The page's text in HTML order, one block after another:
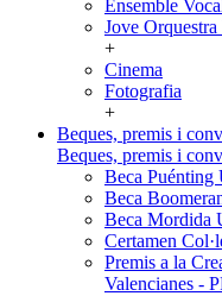
Ensemble
Jove
+
Cinema
Fotografia
+
Beques, premis i
Beques, premis i
Beca
Beca
Beca Mordida
Certamen
Premis a la
Valencianes -